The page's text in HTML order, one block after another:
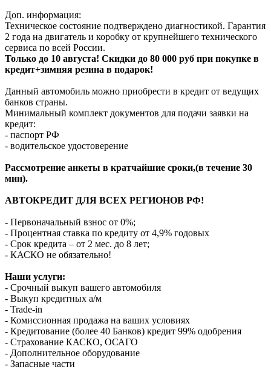
Доп. информация:
Техническое состояние подтверждено диагностикой. Гарантия
2 года на двигатель и коробку от крупнейшего технического
сервиса по всей России.
Только до 10 августа! Скидки до 80 000 руб при покупке в
кредит+зимняя резина в подарок!
Данный автомобиль можно приобрести в кредит от ведущих
банков страны.
Минимальный комплект документов для подачи заявки на
кредит:
- паспорт РФ
- водительское удостоверение
Рассмотрение анкеты в кратчайшие сроки,(в течение 30
мин).
АВТОКРЕДИТ ДЛЯ ВСЕХ РЕГИОНОВ РФ!
- Первоначальный взнос от 0%;
- Процентная ставка по кредиту от 4,9% годовых
- Срок кредита – от 2 мес. до 8 лет;
- КАСКО не обязательно!
Наши услуги:
- Срочный выкуп вашего автомобиля
- Выкуп кредитных а/м
- Trade-in
- Комиссионная продажа на ваших условиях
- Кредитование (более 40 Банков) кредит 99% одобрения
- Страхование КАСКО, ОСАГО
- Дополнительное оборудование
- Запасные части